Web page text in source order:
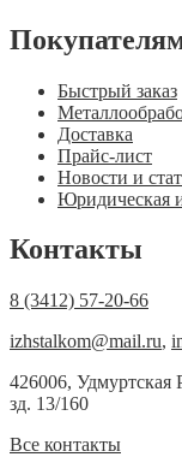
Быстрый заказ
Доставка
Прайс-лист
Новости и
Юридическая
Контакты
8 (3412) 57-20-66
izhstalkom@mail.ru,
426006,
зд. 13/160
Все контакты